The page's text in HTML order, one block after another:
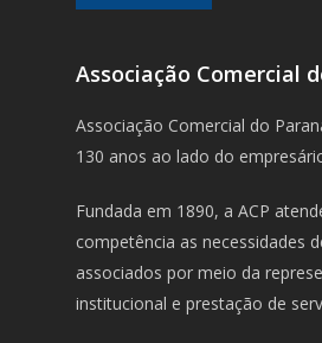
Associação Comercial
Associação Comercial do
130 anos ao lado do
Fundada em 1890, a ACP
competência as necessidades
associados por meio da
institucional e prestação de